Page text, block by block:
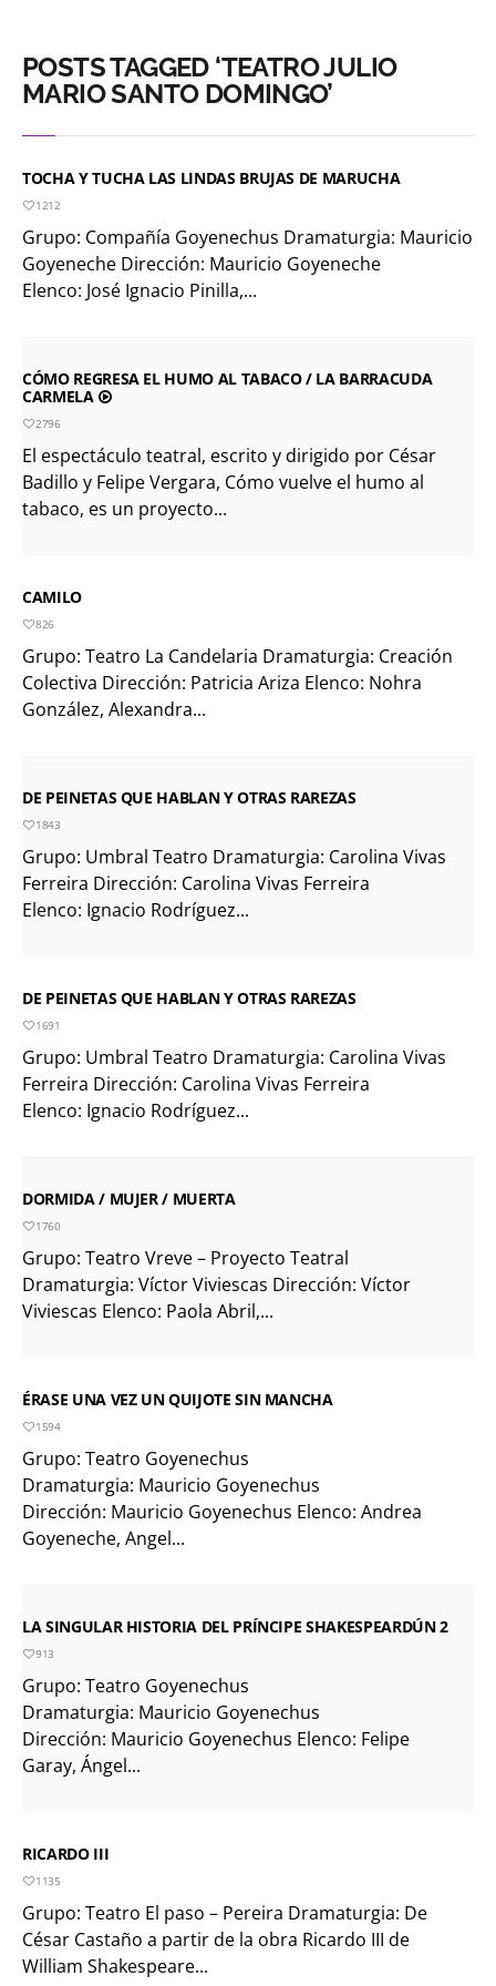
POSTS TAGGED ‘TEATRO JULIO
MARIO SANTO DOMINGO’
TOCHA Y TUCHA LAS LINDAS BRUJAS DE MARUCHA
1212
Grupo: Compañía Goyenechus Dramaturgia: Mauricio
Goyeneche Dirección: Mauricio Goyeneche
Elenco: José Ignacio Pinilla,...
CÓMO REGRESA EL HUMO AL TABACO / LA BARRACUDA
CARMELA
2796
El espectáculo teatral, escrito y dirigido por César
Badillo y Felipe Vergara, Cómo vuelve el humo al
tabaco, es un proyecto...
CAMILO
826
Grupo: Teatro La Candelaria Dramaturgia: Creación
Colectiva Dirección: Patricia Ariza Elenco: Nohra
González, Alexandra...
DE PEINETAS QUE HABLAN Y OTRAS RAREZAS
1843
Grupo: Umbral Teatro Dramaturgia: Carolina Vivas
Ferreira Dirección: Carolina Vivas Ferreira
Elenco: Ignacio Rodríguez...
DE PEINETAS QUE HABLAN Y OTRAS RAREZAS
1691
Grupo: Umbral Teatro Dramaturgia: Carolina Vivas
Ferreira Dirección: Carolina Vivas Ferreira
Elenco: Ignacio Rodríguez...
DORMIDA / MUJER / MUERTA
1760
Grupo: Teatro Vreve – Proyecto Teatral
Dramaturgia: Víctor Viviescas Dirección: Víctor
Viviescas Elenco: Paola Abril,...
ÉRASE UNA VEZ UN QUIJOTE SIN MANCHA
1594
Grupo: Teatro Goyenechus
Dramaturgia: Mauricio Goyenechus
Dirección: Mauricio Goyenechus Elenco: Andrea
Goyeneche, Angel...
LA SINGULAR HISTORIA DEL PRÍNCIPE SHAKESPEARDÚN 2
913
Grupo: Teatro Goyenechus
Dramaturgia: Mauricio Goyenechus
Dirección: Mauricio Goyenechus Elenco: Felipe
Garay, Ángel...
RICARDO III
1135
Grupo: Teatro El paso – Pereira Dramaturgia: De
César Castaño a partir de la obra Ricardo III de
William Shakespeare...